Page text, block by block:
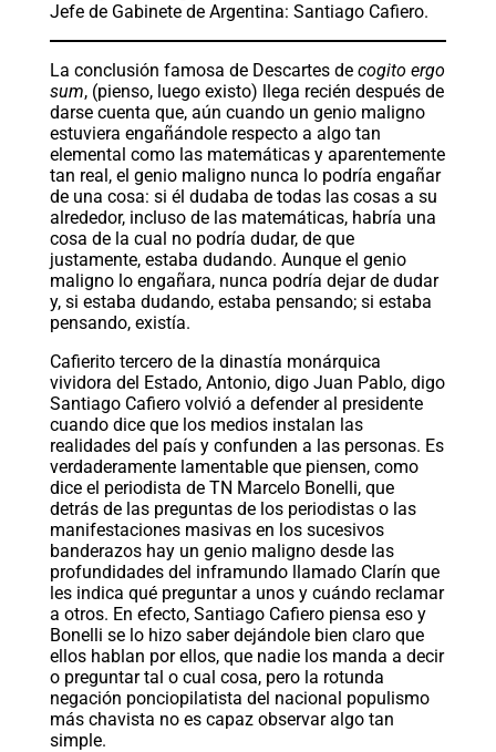
Jefe de Gabinete de Argentina: Santiago Cafiero.
La conclusión famosa de Descartes de cogito ergo
sum, (pienso, luego existo) llega recién después de
darse cuenta que, aún cuando un genio maligno
estuviera engañándole respecto a algo tan
elemental como las matemáticas y aparentemente
tan real, el genio maligno nunca lo podría engañar
de una cosa: si él dudaba de todas las cosas a su
alrededor, incluso de las matemáticas, habría una
cosa de la cual no podría dudar, de que
justamente, estaba dudando. Aunque el genio
maligno lo engañara, nunca podría dejar de dudar
y, si estaba dudando, estaba pensando; si estaba
pensando, existía.
Cafierito tercero de la dinastía monárquica
vividora del Estado, Antonio, digo Juan Pablo, digo
Santiago Cafiero volvió a defender al presidente
cuando dice que los medios instalan las
realidades del país y confunden a las personas. Es
verdaderamente lamentable que piensen, como
dice el periodista de TN Marcelo Bonelli, que
detrás de las preguntas de los periodistas o las
manifestaciones masivas en los sucesivos
banderazos hay un genio maligno desde las
profundidades del inframundo llamado Clarín que
les indica qué preguntar a unos y cuándo reclamar
a otros. En efecto, Santiago Cafiero piensa eso y
Bonelli se lo hizo saber dejándole bien claro que
ellos hablan por ellos, que nadie los manda a decir
o preguntar tal o cual cosa, pero la rotunda
negación ponciopilatista del nacional populismo
más chavista no es capaz observar algo tan
simple.